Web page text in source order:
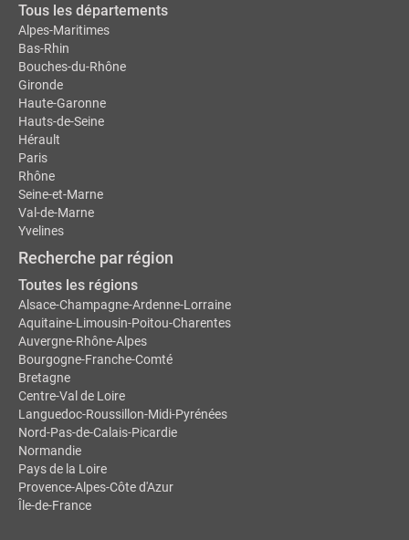
Tous les départements
Alpes-Maritimes
Bas-Rhin
Bouches-du-Rhône
Gironde
Haute-Garonne
Hauts-de-Seine
Hérault
Paris
Rhône
Seine-et-Marne
Val-de-Marne
Yvelines
Recherche par région
Toutes les régions
Alsace-Champagne-Ardenne-Lorraine
Aquitaine-Limousin-Poitou-Charentes
Auvergne-Rhône-Alpes
Bourgogne-Franche-Comté
Bretagne
Centre-Val de Loire
Languedoc-Roussillon-Midi-Pyrénées
Nord-Pas-de-Calais-Picardie
Normandie
Pays de la Loire
Provence-Alpes-Côte d'Azur
Île-de-France